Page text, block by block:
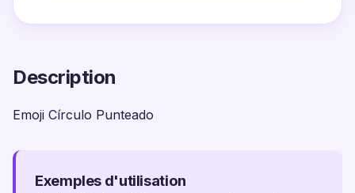
Description
Emoji Círculo Punteado
Exemples d'utilisation